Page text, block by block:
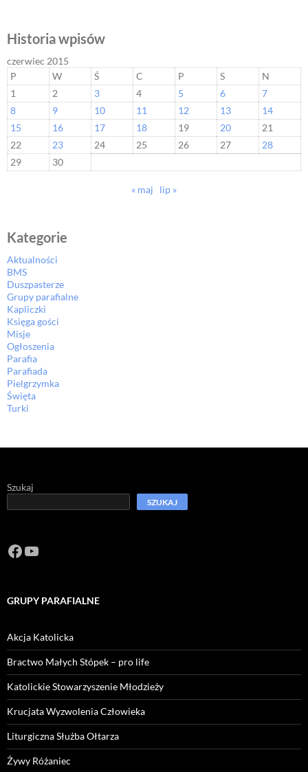
Historia wpisów
czerwiec 2015
P
W Ś C P S
N
1
2 3 4 5 6
7
8
9 10 11 12 13
14
15
16 17 18 19 20
21
22
23 24 25 26 27
28
29
30
« maj lip »
Kategorie
Aktualności
BMS
Duszpasterze
Grupy parafialne
Kapliczki
Księga gości
Misje
Ogłoszenia
Parafia
Parafiada
Pielgrzymka
Święta
Turki
Szukaj
SZUKAJ
Facebook
https://www.youtube.com/channel/
GRUPY PARAFIALNE
Akcja Katolicka
Bractwo Małych Stópek – pro life
Katolickie Stowarzyszenie Młodzieży
Krucjata Wyzwolenia Człowieka
Liturgiczna Służba Ołtarza
Żywy Różaniec